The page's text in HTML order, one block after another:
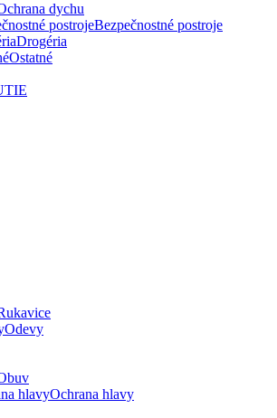
dychu
Bezpečnostné postroje
Drogéria
Ostatné
Odevy
Ochrana hlavy